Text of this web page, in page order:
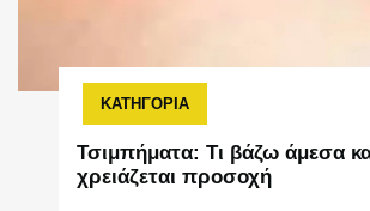
ΚΑΤΗΓΟΡΙΑ
Τσιμπήματα: Τι βάζω άμεσα
χρειάζεται προσοχή